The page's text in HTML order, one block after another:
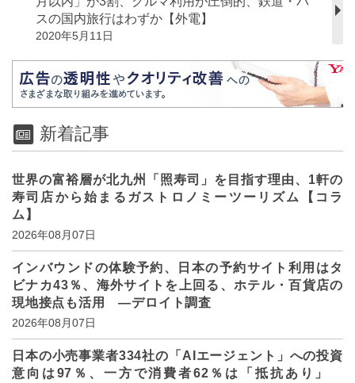
スの国内旅行はわずか【外電】
2020年5月11日
新着記事
世界の富裕層が北九州「照寿司」を目指す理由、1軒の
寿司店から始まるガストロノミーツーリズム【コラ
ム】
2026年08月07日
インバウンドの体験予約、日本の予約サイト利用はタ
ビナカ43％、海外サイトを上回る、ホテル・百貨店の
現地接点も活用 ―デロイト調査
2026年08月07日
日本の小売事業者334社の「AIエージェント」への投資
意向は97％、一方で消費者62％は「抵抗あり」